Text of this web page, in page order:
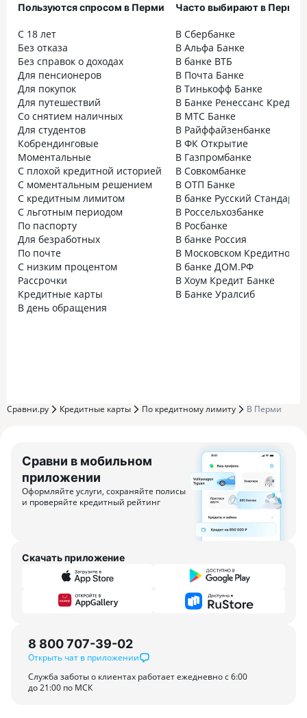
Пользуются спросом в Перми
С 18 лет
Без отказа
Без справок о доходах
Для пенсионеров
Для покупок
Для путешествий
Со снятием наличных
Для студентов
Кобрендинговые
Моментальные
С плохой кредитной историей
С моментальным решением
С кредитным лимитом
С льготным периодом
По паспорту
Для безработных
По почте
С низким процентом
Рассрочки
Кредитные карты
В день обращения
Часто выбирают в Перми
В Сбербанке
В Альфа Банке
В банке ВТБ
В Почта Банке
В Тинькофф Банке
В Банке Ренессанс Кредит
В МТС Банке
В Райффайзенбанке
В ФК Открытие
В Газпромбанке
В Совкомбанке
В ОТП Банке
В банке Русский Стандарт
В Россельхозбанке
В Росбанке
В банке Россия
В Московском Кредитном
В банке ДОМ.РФ
В Хоум Кредит Банке
В Банке Уралсиб
Сравни.ру Кредитные карты По кредитному лимиту В Перми
Сравни в мобильном
приложении
Оформляйте услуги, сохраняйте полисы
и проверяйте кредитный рейтинг
Скачать приложение
8 800 707-39-02
Открыть чат в приложении
Служба заботы о клиентах работает ежедневно с 6:00
до 21:00 по МСК